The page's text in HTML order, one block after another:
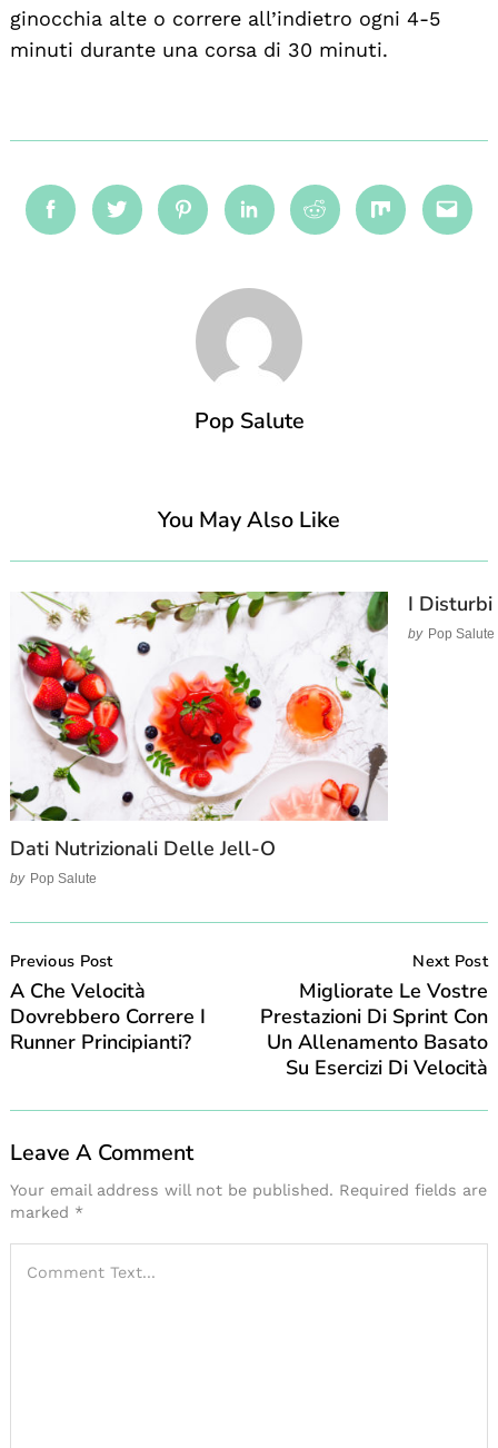
ginocchia alte o correre all’indietro ogni 4-5
minuti durante una corsa di 30 minuti.
FacebookTwitterPinterestLinkedinRedditMix
Pop Salute
You May Also Like
Dati Nutrizionali Delle Jell-O
by Pop Salute
I
by Pop Salute
Navigation
Previous Post
A Che Velocità
Dovrebbero Correre I
Runner Principianti?
Next Post
Migliorate Le Vostre
Prestazioni Di Sprint Con
Un Allenamento Basato
Su Esercizi Di Velocità
Leave A Comment
Your email address will not be published. Required fields are
marked *